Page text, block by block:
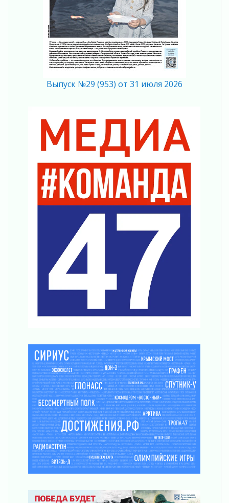
Шесть новых жизней в честь дня рождения
Ленинградской области
03 августа 2026
Уроки безопасности для детей и взрослых
03 августа 2026
Ленобласть отмечает День Воздушно-
02 августа 2026
Ленобласть отметила заслуги жителей перед
регионом и страной
02 августа 2026
02 августа 2026
ПСК через Гослуслуги напомнит жителям
Ленинградской области о неоплаченных
счетах
Пропавшего подростка нашли в Кировском
районе Ленобласти
02 августа 2026
Жителям Ленобласти напомнили, как
действовать при укусе клеща
В Ивангороде назвали новых почетных
граждан Ленинградской области
02 августа 2026
Километровые столбы «Дороги жизни»
отправили на реставрацию
02 августа 2026
Ленобласть внедрила передовую подготовку
операторов БПЛА
02 августа 2026
В Ивангороде появилась «Избушка-
воробушка»
02 августа 2026
Юхла, мука, кантеле и Водяной
01 августа 2026
01 августа 2026
Выпуск №29 (953) от 31 июля 2026